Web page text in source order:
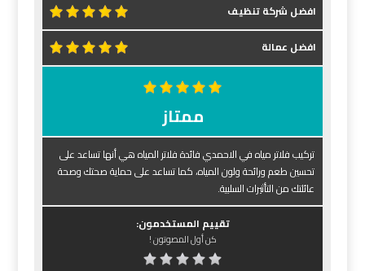
افضل شركة تنظيف
افضل عمالة
ممتاز
تركيب فلاتر مياه في الاحمدي فائدة فلاتر المياه هي أنها تساعد على
تحسين طعم ورائحة ولون المياه، كما تساعد على حماية صحتك وصحة
عائلتك من التأثيرات السلبية.
تقييم المستخدمون:
كن أول المصوتون !